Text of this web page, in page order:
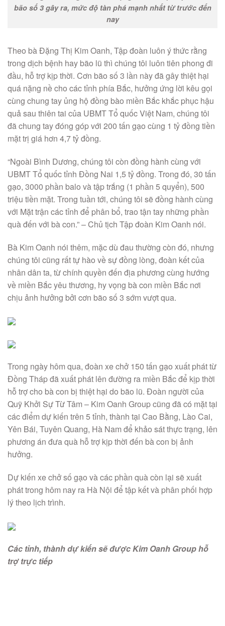
bão số 3 gây ra, mức độ tàn phá mạnh nhất từ trước đến
nay
Theo bà Đặng Thị Kim Oanh, Tập đoàn luôn ý thức rằng
trong dịch bệnh hay bão lũ thì chúng tôi luôn tiên phong đi
đầu, hỗ trợ kịp thời. Cơn bão số 3 lần này đã gây thiệt hại
quá nặng nề cho các tỉnh phía Bắc, hưởng ứng lời kêu gọi
cùng chung tay ủng hộ đồng bào miền Bắc khắc phục hậu
quả sau thiên tai của UBMT Tổ quốc Việt Nam, chúng tôi
đã chung tay đóng góp với 200 tấn gạo cùng 1 tỷ đồng tiền
mặt trị giá hơn 4,7 tỷ đồng.
“Ngoài Bình Dương, chúng tôi còn đồng hành cùng với
UBMT Tổ quốc tỉnh Đồng Nai 1,5 tỷ đồng. Trong đó, 30 tấn
gạo, 3000 phần balo và tập trắng (1 phần 5 quyển), 500
triệu tiền mặt. Trong tuần tới, chúng tôi sẽ đồng hành cùng
với Mặt trận các tỉnh để phân bổ, trao tận tay những phần
quà đến với bà con.” – Chủ tịch Tập đoàn Kim Oanh nói.
Bà Kim Oanh nói thêm, mặc dù đau thường còn đó, nhưng
chúng tôi cũng rất tự hào về sự đồng lòng, đoàn kết của
nhân dân ta, từ chính quyền đến địa phương cùng hướng
về miền Bắc yêu thương, hy vọng bà con miền Bắc nơi
chịu ảnh hưởng bởi cơn bão số 3 sớm vượt qua.
Trong ngày hôm qua, đoàn xe chở 150 tấn gạo xuất phát từ
Đồng Tháp đã xuất phát lên đường ra miền Bắc để kịp thời
hỗ trợ cho bà con bị thiệt hại do bão lũ. Đoàn người của
Quỹ Khởi Sự Từ Tâm – Kim Oanh Group cũng đã có mặt tại
các điểm dự kiến trên 5 tỉnh, thành tại Cao Bằng, Lào Cai,
Yên Bái, Tuyên Quang, Hà Nam để khảo sát thực trạng, lên
phương án đưa quà hỗ trợ kịp thời đến bà con bị ảnh
hưởng.
Dự kiến xe chở số gạo và các phần quà còn lại sẽ xuất
phát trong hôm nay ra Hà Nội để tập kết và phân phối hợp
lý theo lịch trình.
Các tỉnh, thành dự kiến sẽ được Kim Oanh Group hỗ
trợ trực tiếp